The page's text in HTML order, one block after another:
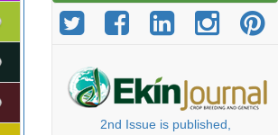
2nd Issue is published,